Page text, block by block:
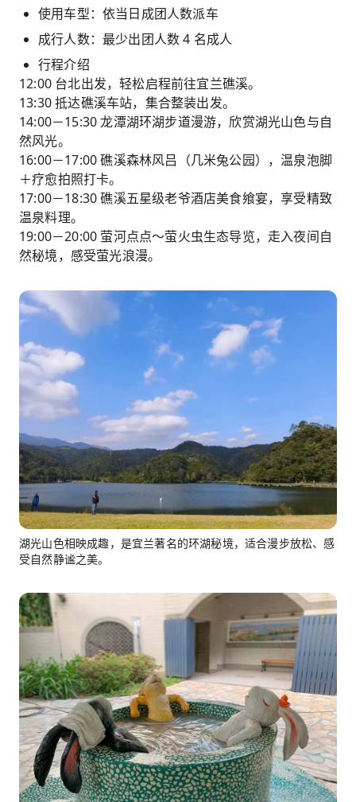
使用车型：依当日成团人数派车
成行人数：最少出团人数 4 名成人
行程介绍
12:00 台北出发，轻松启程前往宜兰礁溪。
13:30 抵达礁溪车站，集合整装出发。
14:00－15:30 龙潭湖环湖步道漫游，欣赏湖光山色与自
然风光。
16:00－17:00 礁溪森林风吕（几米兔公园），温泉泡脚
＋疗愈拍照打卡。
17:00－18:30 礁溪五星级老爷酒店美食飨宴，享受精致
温泉料理。
19:00－20:00 萤河点点～萤火虫生态导览，走入夜间自
然秘境，感受萤光浪漫。
湖光山色相映成趣，是宜兰著名的环湖秘境，适合漫步放松、感
受自然静谧之美。